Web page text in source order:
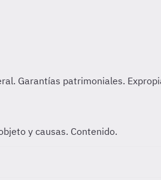
y causas. Contenido.